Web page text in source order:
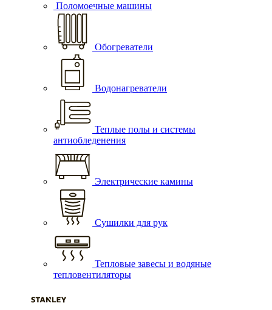
Поломоечные машины
Обогреватели
Водонагреватели
Теплые полы и системы
антиобледенения
Электрические камины
Сушилки для рук
Тепловые завесы и водяные
тепловентиляторы